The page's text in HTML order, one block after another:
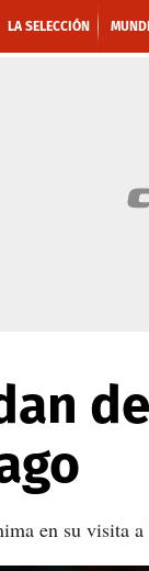
LA SELECCIÓN
en su visita